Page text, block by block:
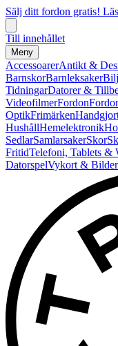
Sälj ditt fordon gratis!
Till innehållet
Meny
AccessoarerAntikt &
BarnskorBarnleksaker
TidningarDatorer &
VideofilmerFordon
OptikFrimärken
HushållHemelektronik
SedlarSamlarsakerSkor
FritidTelefoni, Tablets &
DatorspelVykort & Bilder